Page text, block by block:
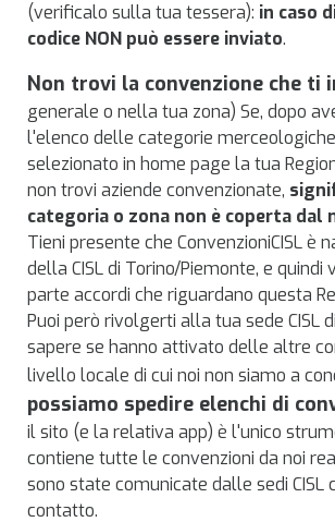
(verificalo sulla tua tessera): in caso
codice NON può essere inviato.
Non trovi la convenzione che ti
generale o nella tua zona) Se, dopo
l'elenco delle categorie
selezionato in home page la tua
non trovi aziende convenzionate,
categoria o zona non è coperta dal
Tieni presente che ConvenzioniCISL è
della CISL di Torino/Piemonte, e quindi
parte accordi che riguardano questa
Puoi però rivolgerti alla tua sede CISL
sapere se hanno attivato delle altre
livello locale di cui noi non siamo a
possiamo spedire elenchi di
il sito (e la relativa app) è l'unico
contiene tutte le convenzioni da noi
sono state comunicate dalle sedi CISL
contatto.